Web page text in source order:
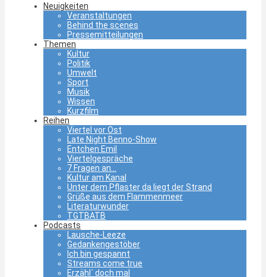
Neuigkeiten
Veranstaltungen
Behind the scenes
Pressemitteilungen
Themen
Kultur
Politik
Umwelt
Sport
Musik
Wissen
Kurzfilm
Reihen
Viertel vor Ost
Late Night Benno-Show
Entchen Emil
Viertelgespräche
7 Fragen an…
Kultur am Kanal
Unter dem Pflaster da liegt der Strand
Grüße aus dem Flammenmeer
Literaturwunder
TGTBATB
Podcasts
Lausche-Leeze
Gedankengestöber
Ich bin gespannt
Streams come true
Erzähl´ doch mal